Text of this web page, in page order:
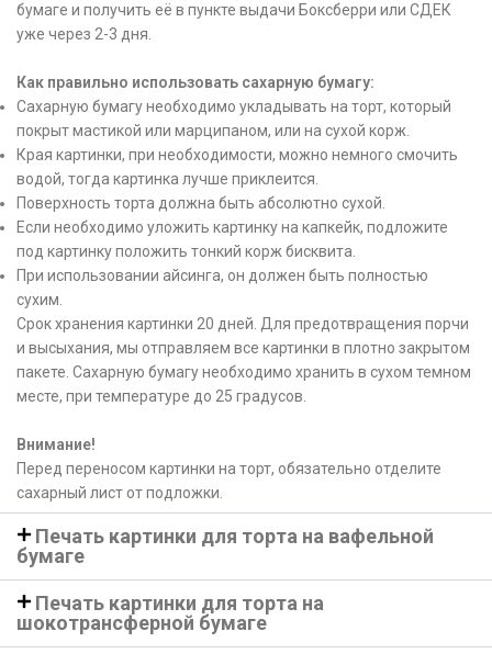
бумаге и получить её в пункте выдачи Боксберри или СДЕК
уже через 2-3 дня.
Как правильно использовать сахарную бумагу:
Сахарную бумагу необходимо укладывать на торт, который
покрыт мастикой или марципаном, или на сухой корж.
Края картинки, при необходимости, можно немного смочить
водой, тогда картинка лучше приклеится.
Поверхность торта должна быть абсолютно сухой.
Если необходимо уложить картинку на капкейк, подложите
под картинку положить тонкий корж бисквита.
При использовании айсинга, он должен быть полностью
сухим.
Срок хранения картинки 20 дней. Для предотвращения порчи
и высыхания, мы отправляем все картинки в плотно закрытом
пакете. Сахарную бумагу необходимо хранить в сухом темном
месте, при температуре до 25 градусов.
Внимание!
Перед переносом картинки на торт, обязательно отделите
сахарный лист от подложки.
Печать картинки для торта на вафельной
бумаге
Печать картинки для торта на
шокотрансферной бумаге